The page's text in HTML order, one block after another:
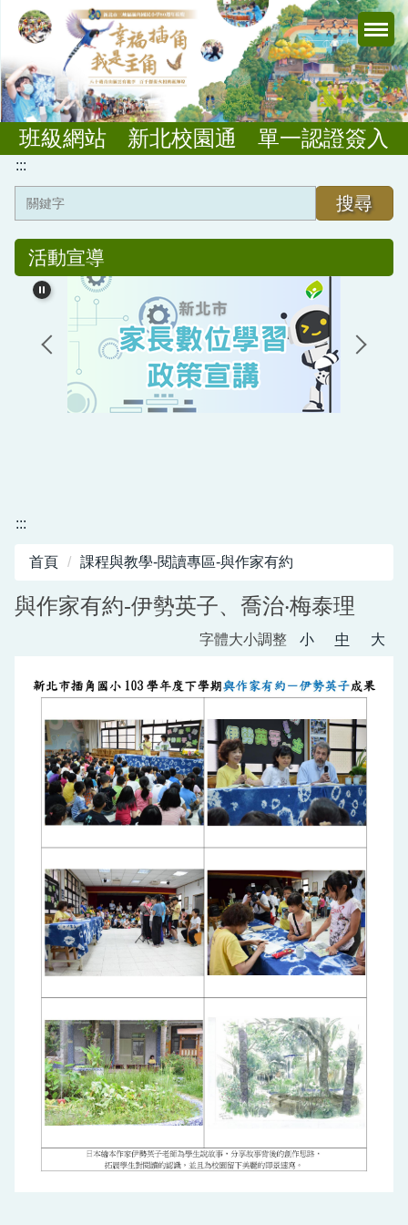
跳
到
要
內
容
區班級網站 新北校園通 單一認證簽入
:::
搜尋
課程與教學
板根課程
公開授課
資訊教育
英語教育
閱讀專區
雙語國際教育專區
校外人士協助教學或活動專區
活動宣導
:::
首頁 課程與教學-閱讀專區-與作家有約
與作家有約-伊勢英子、喬治‧梅泰理
字體大小調整 小 中 大